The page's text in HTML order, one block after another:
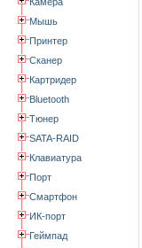
Мышь
Принтер
Сканер
Картридер
Bluetooth
Тюнер
SATA-RAID
Клавиатура
Порт
Смартфон
ИК-порт
Геймпад